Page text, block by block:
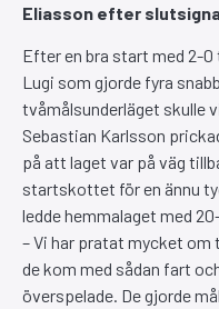
Eliasson efter
Efter en bra start med 2-
Lugi som gjorde fyra
tvåmålsunderläget skulle
Sebastian Karlsson
på att laget var på väg
startskottet för en ännu
ledde hemmalaget med
– Vi har pratat mycket
de kom med sådan fart
överspelade. De gjorde